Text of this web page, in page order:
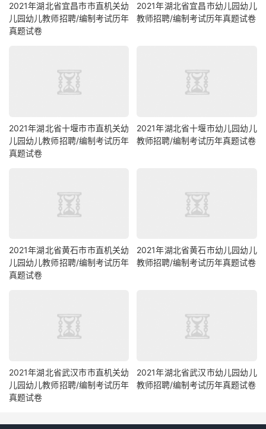
2021年湖北省宜昌市市直机关幼
儿园幼儿教师招聘/编制考试历年
真题试卷
2021年湖北省宜昌市幼儿园幼儿
教师招聘/编制考试历年真题试卷
2021年湖北省十堰市市直机关幼
儿园幼儿教师招聘/编制考试历年
真题试卷
2021年湖北省十堰市幼儿园幼儿
教师招聘/编制考试历年真题试卷
2021年湖北省黄石市市直机关幼
儿园幼儿教师招聘/编制考试历年
真题试卷
2021年湖北省黄石市幼儿园幼儿
教师招聘/编制考试历年真题试卷
2021年湖北省武汉市市直机关幼
儿园幼儿教师招聘/编制考试历年
真题试卷
2021年湖北省武汉市幼儿园幼儿
教师招聘/编制考试历年真题试卷